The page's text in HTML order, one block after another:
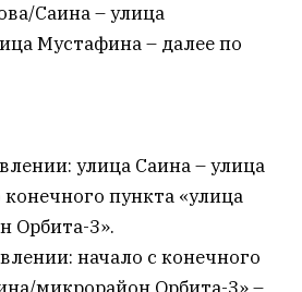
Саина – улица
Мустафина – далее по
улица Саина – улица
пункта «улица
Орбита-3».
начало с конечного